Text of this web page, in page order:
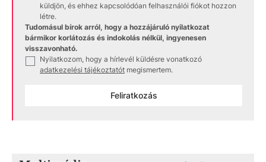
küldjön, és ehhez kapcsolódóan felhasználói fiókot hozzon
létre.
Tudomásul bírok arról, hogy a hozzájáruló nyilatkozat
bármikor korlátozás és indokolás nélkül, ingyenesen
visszavonható.
Nyilatkozom, hogy a hírlevél küldésre vonatkozó
adatkezelési tájékoztatót megismertem.
Feliratkozás